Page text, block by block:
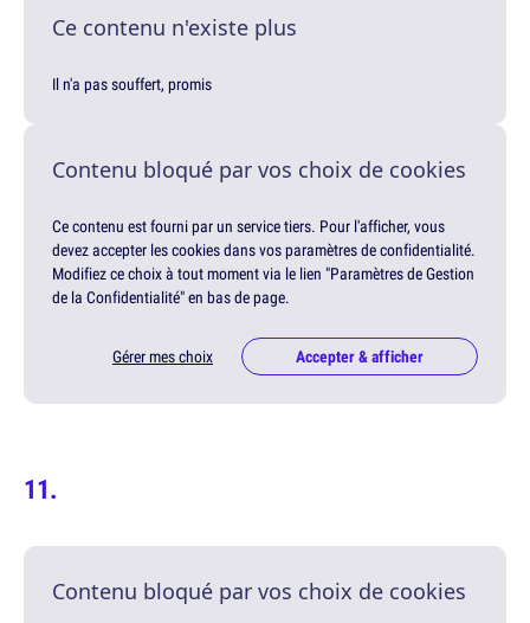
Ce contenu n'existe plus
Il n'a pas souffert, promis
Contenu bloqué par vos choix de cookies
Ce contenu est fourni par un service tiers. Pour l'afficher, vous
devez accepter les cookies dans vos paramètres de confidentialité.
Modifiez ce choix à tout moment via le lien "Paramètres de Gestion
de la Confidentialité" en bas de page.
Gérer mes choix Accepter & afficher
Contenu bloqué par vos choix de cookies